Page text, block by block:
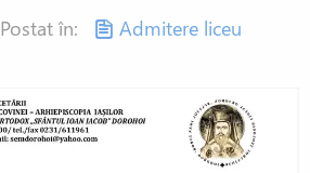
Postat în: Admitere liceu